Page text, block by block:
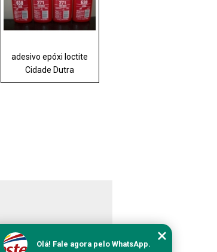
adesivo epóxi loctite
Cidade Dutra
é proibida sem a autorização do autor.
Olá! Fale agora pelo WhatsApp.